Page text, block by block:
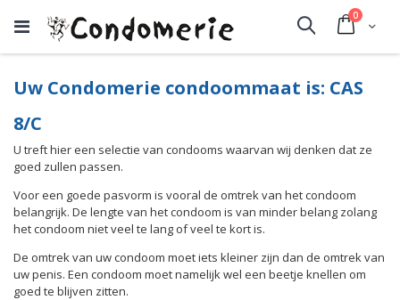
Cart
0
Search
Uw Condomerie condoommaat is: CAS
8/C
U treft hier een selectie van condooms waarvan wij denken dat ze
goed zullen passen.
Voor een goede pasvorm is vooral de omtrek van het condoom
belangrijk. De lengte van het condoom is van minder belang zolang
het condoom niet veel te lang of veel te kort is.
De omtrek van uw condoom moet iets kleiner zijn dan de omtrek van
uw penis. Een condoom moet namelijk wel een beetje knellen om
goed te blijven zitten.